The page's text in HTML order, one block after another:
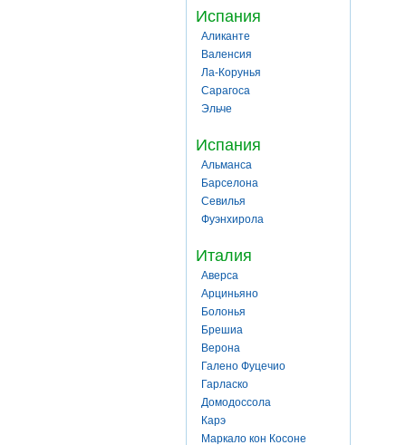
Испания
Аликанте
Валенсия
Ла-Корунья
Сарагоса
Эльче
Испания
Альманса
Барселона
Севилья
Фуэнхирола
Италия
Аверса
Арциньяно
Болонья
Брешиа
Верона
Галено Фуцечио
Гарласко
Домодоссола
Карэ
Маркало кон Косоне